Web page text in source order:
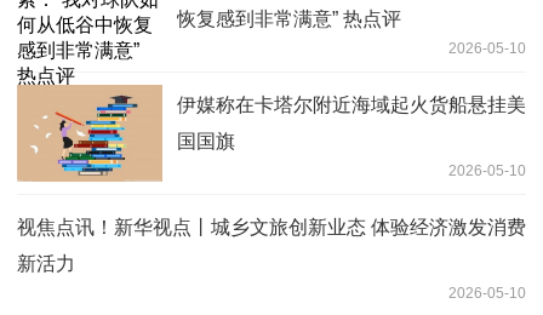
恢复感到非常满意” 热点评
2026-05-10
伊媒称在卡塔尔附近海域起火货船悬挂美
国国旗
2026-05-10
视焦点讯！新华视点丨城乡文旅创新业态 体验经济激发消费
新活力
2026-05-10